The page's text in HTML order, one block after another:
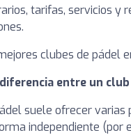
tarifas, servicios y
clubes de pádel
entre un
suele ofrecer varias
independiente (por